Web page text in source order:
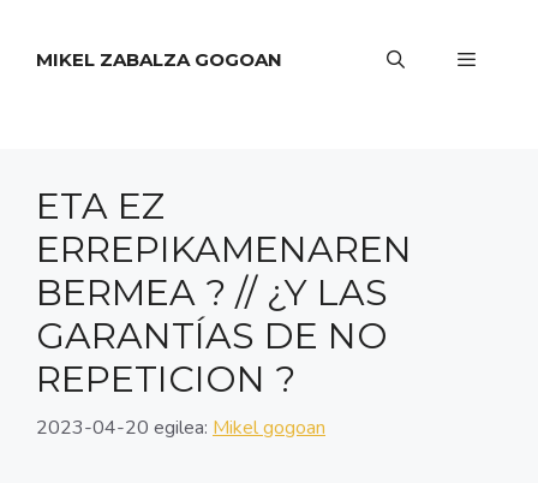
MIKEL ZABALZA GOGOAN
ETA EZ
ERREPIKAMENAREN
BERMEA ? // ¿Y LAS
GARANTÍAS DE NO
REPETICION ?
2023-04-20 egilea: Mikel gogoan